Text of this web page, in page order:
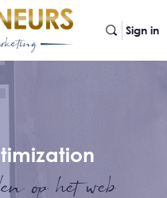
Sign in
op het web